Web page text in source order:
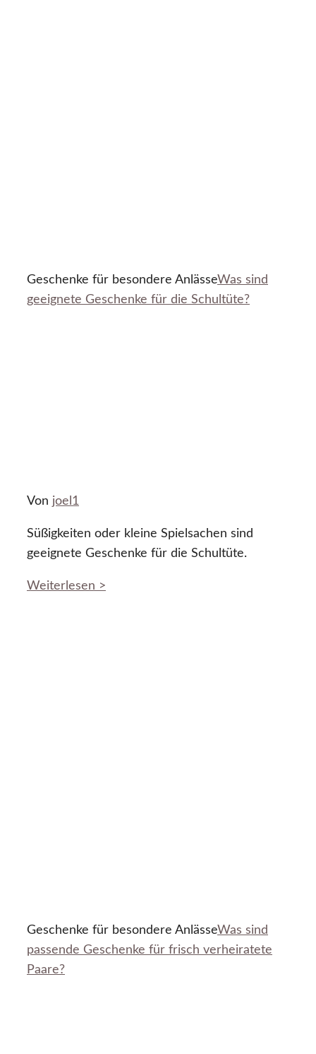
Geschenke für besondere AnlässeWas sind
geeignete Geschenke für die Schultüte?
Von joel1
Süßigkeiten oder kleine Spielsachen sind
geeignete Geschenke für die Schultüte.
Weiterlesen >
Geschenke für besondere AnlässeWas sind
passende Geschenke für frisch verheiratete
Paare?